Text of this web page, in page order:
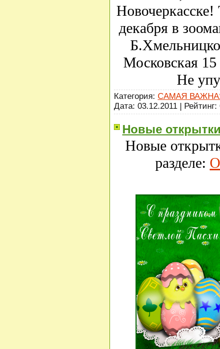
декабря в
Московская 15
Не
Категория: САМАЯ
Дата: 03.12.2011 |
Новые
Новые
разделе: